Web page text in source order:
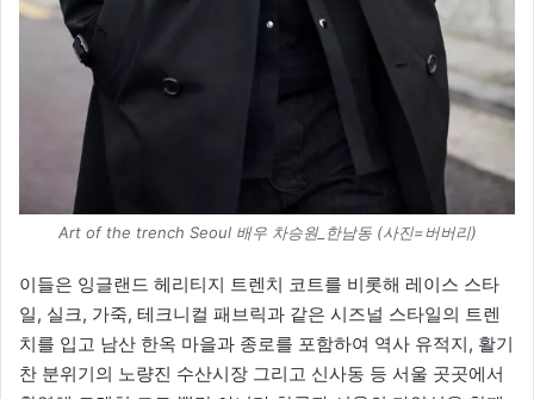
Art of the trench Seoul 배우 차승원_한남동 (사진=버버리)
이들은 잉글랜드 헤리티지 트렌치 코트를 비롯해 레이스 스타
일, 실크, 가죽, 테크니컬 패브릭과 같은 시즈널 스타일의 트렌
치를 입고 남산 한옥 마을과 종로를 포함하여 역사 유적지, 활기
찬 분위기의 노량진 수산시장 그리고 신사동 등 서울 곳곳에서